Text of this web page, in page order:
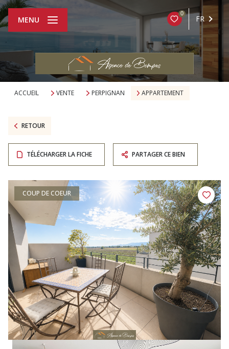
0
FR
MENU
ACCUEIL VENTE PERPIGNAN APPARTEMENT
RETOUR
TÉLÉCHARGER LA FICHE PARTAGER CE BIEN
COUP DE COEUR